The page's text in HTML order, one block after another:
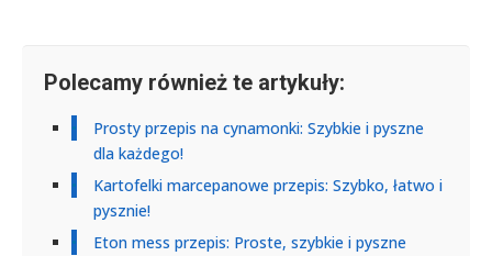
Polecamy również te artykuły:
Prosty przepis na cynamonki: Szybkie i pyszne
dla każdego!
Kartofelki marcepanowe przepis: Szybko, łatwo i
pysznie!
Eton mess przepis: Proste, szybkie i pyszne